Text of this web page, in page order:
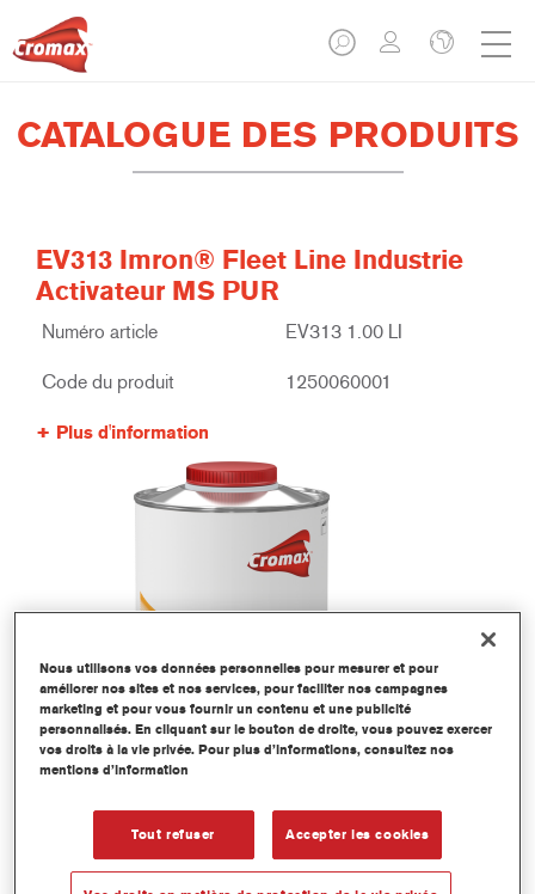
CATALOGUE DES PRODUITS
EV313 Imron® Fleet Line Industrie
Activateur MS PUR
Numéro article EV313 1.00 LI
Code du produit 1250060001
Plus d'information
EV316 Imron® Fleet Line Industrie
Activateur Pur Rapide
Nous utilisons vos données personnelles pour mesurer et pour
améliorer nos sites et nos services, pour faciliter nos campagnes
marketing et pour vous fournir un contenu et une publicité
personnalisés. En cliquant sur le bouton de droite, vous pouvez exercer
vos droits à la vie privée. Pour plus d’informations, consultez nos
mentions d’information
Tout refuser Accepter les cookies